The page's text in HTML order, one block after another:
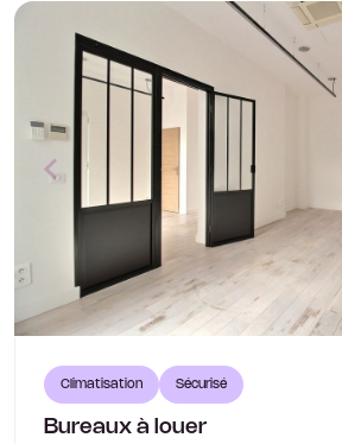
Climatisation Sécurisé
Bureaux à louer